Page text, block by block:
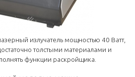
излучатель мощностью 40 Ватт,
толстыми материалами и
функции раскройщика.